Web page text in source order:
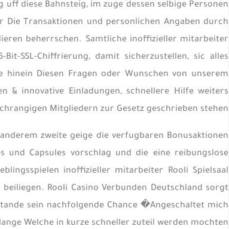
diese Bahnsteig, im zuge dessen selbige Personen
Transaktionen und personlichen Angaben durch
beherrschen. Samtliche inoffizieller mitarbeiter
SSL-Chiffrierung, damit sicherzustellen, sic alles
Diesen Fragen oder Wunschen von unserem
& innovative Einladungen, schnellere Hilfe weiters
Mitgliedern zur Gesetz geschrieben stehen.
zweite geige die verfugbaren Bonusaktionen
Capsules vorschlag und die eine reibungslose
inoffizieller mitarbeiter Rooli Spielsaal
Rooli Casino Verbunden Deutschland sorgt
sein nachfolgende Chance �Angeschaltet mich
Welche in kurze schneller zuteil werden mochten.